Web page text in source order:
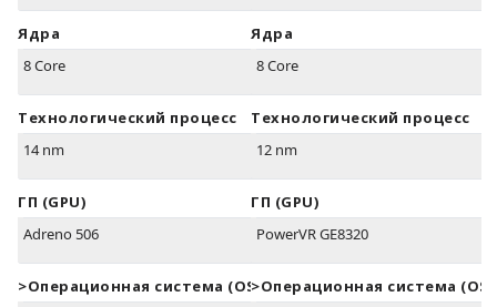
Ядра
8 Core
Технологический процесс
14 nm
ГП (GPU)
Adreno 506
>Oперационная система (OS)
Ядра
8 Core
Технологический процесс
12 nm
ГП (GPU)
PowerVR GE8320
>Oперационная система (OS)